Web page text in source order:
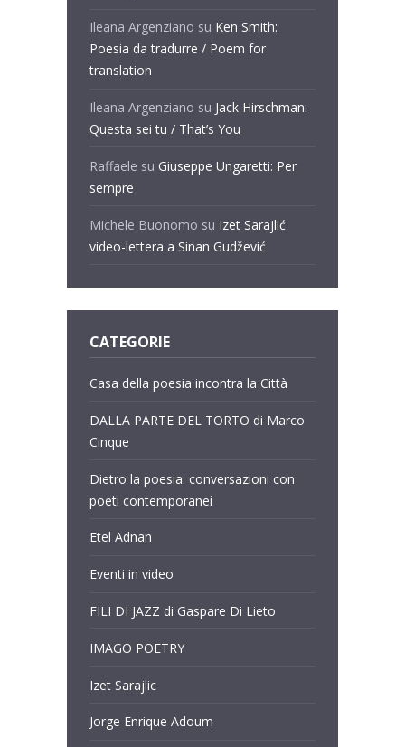
Ileana Argenziano su Ken Smith:
Poesia da tradurre / Poem for
translation
Ileana Argenziano su Jack Hirschman:
Questa sei tu / That’s You
Raffaele su Giuseppe Ungaretti: Per
sempre
Michele Buonomo su Izet Sarajlić
video-lettera a Sinan Gudžević
CATEGORIE
Casa della poesia incontra la Città
DALLA PARTE DEL TORTO di Marco
Cinque
Dietro la poesia: conversazioni con
poeti contemporanei
Etel Adnan
Eventi in video
FILI DI JAZZ di Gaspare Di Lieto
IMAGO POETRY
Izet Sarajlic
Jorge Enrique Adoum